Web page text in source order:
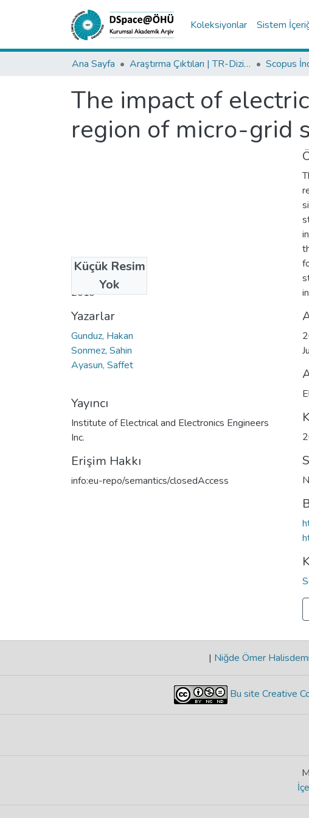
Koleksiyonlar Sistem
Ana Sayfa Araştırma Çıktıları | TR-Dizin | WoS | Scopus | PubMed
The impact of
region of micro-grid
Küçük Resim
Yok
Tarih
2019
Yazarlar
Gunduz, Hakan
Sonmez, Sahin
Ayasun, Saffet
Yayıncı
Institute of Electrical and Electronics Engineers
Inc.
Erişim Hakkı
info:eu-repo/semantics/closedAccess
| Niğde Ömer
Bu site Creative